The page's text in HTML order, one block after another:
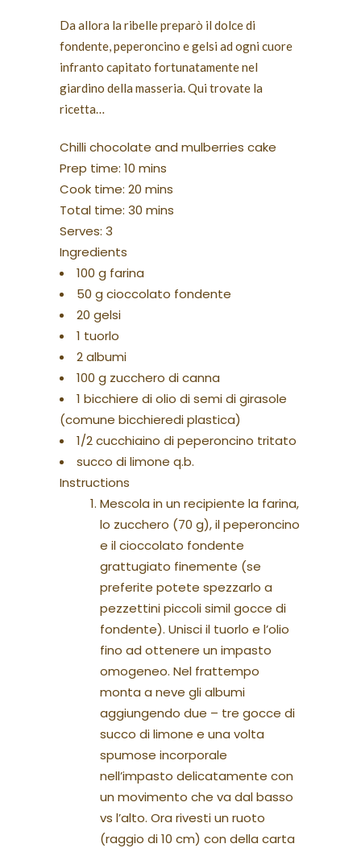
Da allora la ribelle preparò il dolce di
fondente, peperoncino e gelsi ad ogni cuore
infranto capitato fortunatamente nel
giardino della masseria. Qui trovate la
ricetta…
Chilli chocolate and mulberries cake
Prep time: 10 mins
Cook time: 20 mins
Total time: 30 mins
Serves: 3
Ingredients
100 g farina
50 g cioccolato fondente
20 gelsi
1 tuorlo
2 albumi
100 g zucchero di canna
1 bicchiere di olio di semi di girasole
(comune bicchieredi plastica)
1/2 cucchiaino di peperoncino tritato
succo di limone q.b.
Instructions
Mescola in un recipiente la farina,
lo zucchero (70 g), il peperoncino
e il cioccolato fondente
grattugiato finemente (se
preferite potete spezzarlo a
pezzettini piccoli simil gocce di
fondente). Unisci il tuorlo e l’olio
fino ad ottenere un impasto
omogeneo. Nel frattempo
monta a neve gli albumi
aggiungendo due – tre gocce di
succo di limone e una volta
spumose incorporale
nell’impasto delicatamente con
un movimento che va dal basso
vs l’alto. Ora rivesti un ruoto
(raggio di 10 cm) con della carta